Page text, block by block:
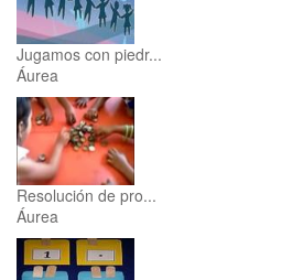
Jugamos con piedr...
Áurea
Resolución de pro...
Áurea